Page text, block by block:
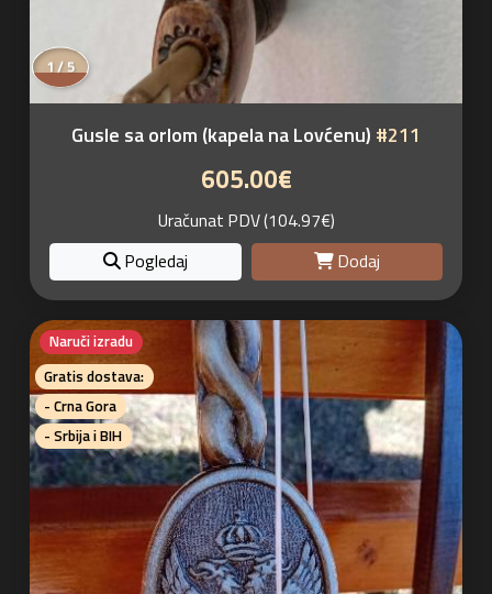
1 / 5
Gusle sa orlom (kapela na Lovćenu) #211
605.00€
Uračunat PDV (104.97€)
Pogledaj
Dodaj
Naruči izradu
Gratis dostava:
- Crna Gora
- Srbija i BIH